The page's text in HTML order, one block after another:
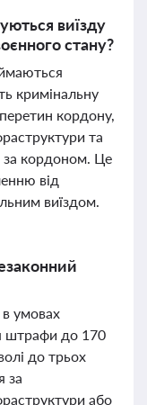
виїзду
стану?
кримінальну
кордону,
та
за кордоном. Це
від
виїздом.
умовах
штрафи до 170
до трьох
за
або